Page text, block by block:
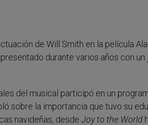
de Will Smith en la película
durante varios años con
del musical participó en un
sobre la importancia que tuvo su
navideñas, desde Joy to the World